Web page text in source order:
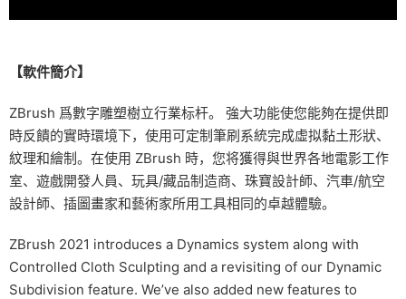
【軟件簡介】
ZBrush 爲數字雕塑樹立行業标杆。 強大功能使您能夠在提供即
時反饋的實時環境下，使用可定制筆刷系統完成虛拟黏土形狀、
紋理和繪制。在使用 ZBrush 時，您将獲得與世界各地電影工作
室、遊戲開發人員、玩具/藏品制造商、珠寶設計師、汽車/航空
設計師、插圖畫家和藝術家所用工具相同的卓越體驗。
ZBrush 2021 introduces a Dynamics system along with
Controlled Cloth Sculpting and a revisiting of our Dynamic
Subdivision feature. We’ve also added new features to